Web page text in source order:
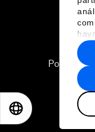
Política
2026